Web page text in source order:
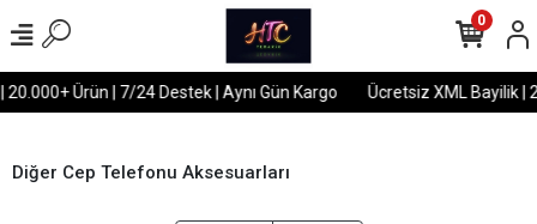
Ürün | 7/24 Destek | Aynı Gün Kargo Ücretsiz XML Bayilik |
0
Diğer Cep Telefonu Aksesuarları